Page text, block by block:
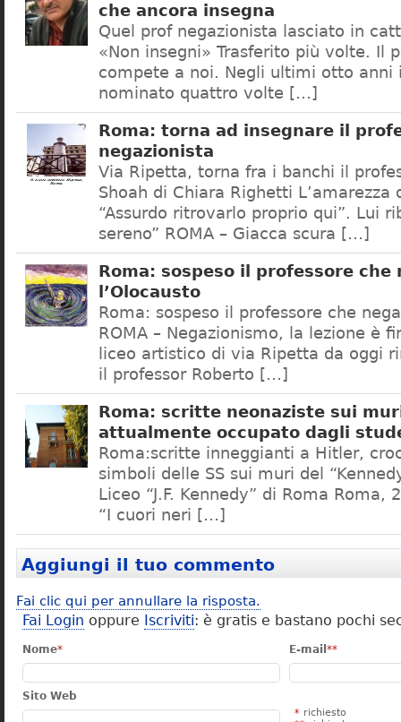
che ancora insegna
Quel prof negazionista lasciato in
«Non insegni» Trasferito più volte. Il
compete a noi. Negli ultimi otto anni
nominato quattro volte […]
Roma: torna ad insegnare il
negazionista
Via Ripetta, torna fra i banchi il
Shoah di Chiara Righetti L’amarezza
“Assurdo ritrovarlo proprio qui”. Lui
sereno” ROMA – Giacca scura […]
Roma: sospeso il professore che
l’Olocausto
Roma: sospeso il professore che
ROMA – Negazionismo, la lezione è
liceo artistico di via Ripetta da oggi
il professor Roberto […]
Roma: scritte neonaziste sui
attualmente occupato dagli
Roma:scritte inneggianti a Hitler,
simboli delle SS sui muri del
Liceo “J.F. Kennedy” di Roma Roma,
“I cuori neri […]
Aggiungi il tuo commento
Fai clic qui per annullare la risposta.
Fai Login oppure Iscriviti: è gratis e bastano pochi
Nome* E-mail **
Sito Web
* richiesto